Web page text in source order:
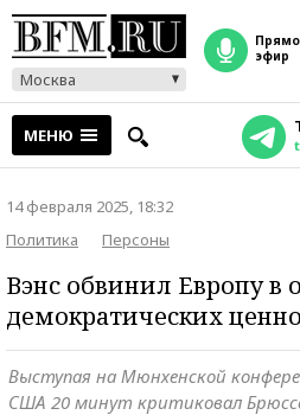
Москва
прямой
эфир
МЕНЮ
14 февраля 2025, 18:32
Политика
Персоны
Вэнс обвинил Европу в
демократических
Выступая на Мюнхенской
США 20 минут критиковал